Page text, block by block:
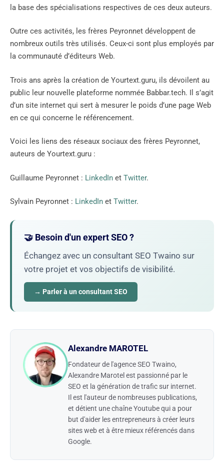
la base des spécialisations respectives de ces deux auteurs.
Outre ces activités, les frères Peyronnet développent de
nombreux outils très utilisés. Ceux-ci sont plus employés par
la communauté d’éditeurs Web.
Trois ans après la création de Yourtext.guru, ils dévoilent au
public leur nouvelle plateforme nommée Babbar.tech. Il s’agit
d’un site internet qui sert à mesurer le poids d’une page Web
en ce qui concerne le référencement.
Voici les liens des réseaux sociaux des frères Peyronnet,
auteurs de Yourtext.guru :
Guillaume Peyronnet : LinkedIn et Twitter.
Sylvain Peyronnet : LinkedIn et Twitter.
🤝 Besoin d'un expert SEO ?
Échangez avec un consultant SEO Twaino sur
votre projet et vos objectifs de visibilité.
→ Parler à un consultant SEO
Alexandre MAROTEL
Fondateur de l'agence SEO Twaino,
Alexandre Marotel est passionné par le
SEO et la génération de trafic sur internet.
Il est l'auteur de nombreuses publications,
et détient une chaîne Youtube qui a pour
but d'aider les entrepreneurs à créer leurs
sites web et à être mieux référencés dans
Google.